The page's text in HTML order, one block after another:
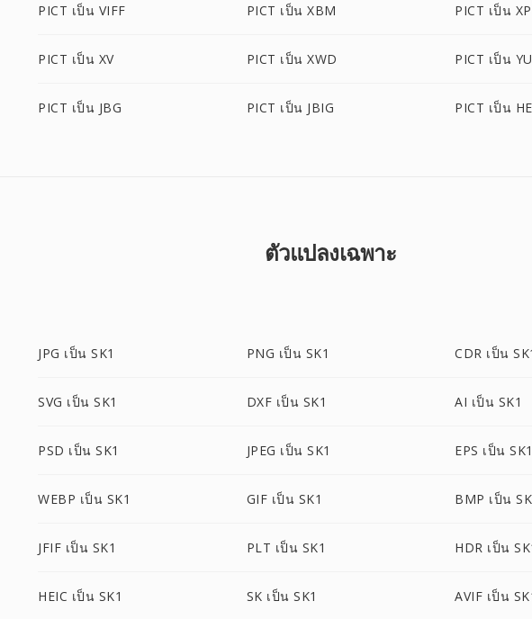
PICT เป็น VIFF PICT เป็น XBM PICT เป็น
PICT เป็น XV PICT เป็น XWD PICT เป็น
PICT เป็น JBG PICT เป็น JBIG PICT เป็น
ตัวแปลงเฉพาะ
JPG เป็น SK1 PNG เป็น SK1 CDR เป็น
SVG เป็น SK1 DXF เป็น SK1 AI เป็น SK1
PSD เป็น SK1 JPEG เป็น SK1 EPS เป็น SK1
WEBP เป็น SK1 GIF เป็น SK1 BMP เป็น
JFIF เป็น SK1 PLT เป็น SK1 HDR เป็น
HEIC เป็น SK1 SK เป็น SK1 AVIF เป็น